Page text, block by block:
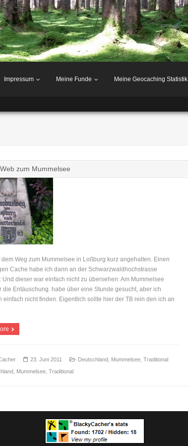
Impressum Meine Funde Meine Geocaching Statistik
zum Mummelsee
dem Weg zum Mummelsee in Loßburg kurz angehalten. Einen
Cache habe ich dann an der Schwarzwaldhochstrasse
Und dieser war einfach nicht zu übersehen: Am Mummelsee
die Entäuschung. habe über eine Stunde gesucht, aber ich
einfach nicht finden. Eigentlich sollte hier der TB rein den ich an
23. Juni 2011 Deutschland Mummelsee Traditional
Mummelsee Traditional